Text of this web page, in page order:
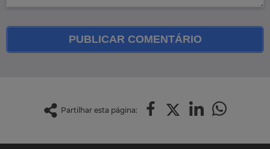
PUBLICAR COMENTÁRIO
Partilhar esta página: